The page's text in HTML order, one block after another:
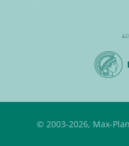
© 2003-2026, Max-